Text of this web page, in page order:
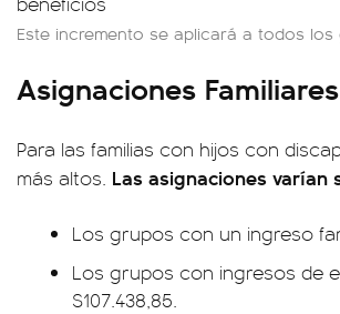
Este incremento se aplicará a todos
Asignaciones
Para las familias con hijos con
más altos. Las asignaciones varían
Los grupos con un ingreso
Los grupos con ingresos de
$107.438,85.